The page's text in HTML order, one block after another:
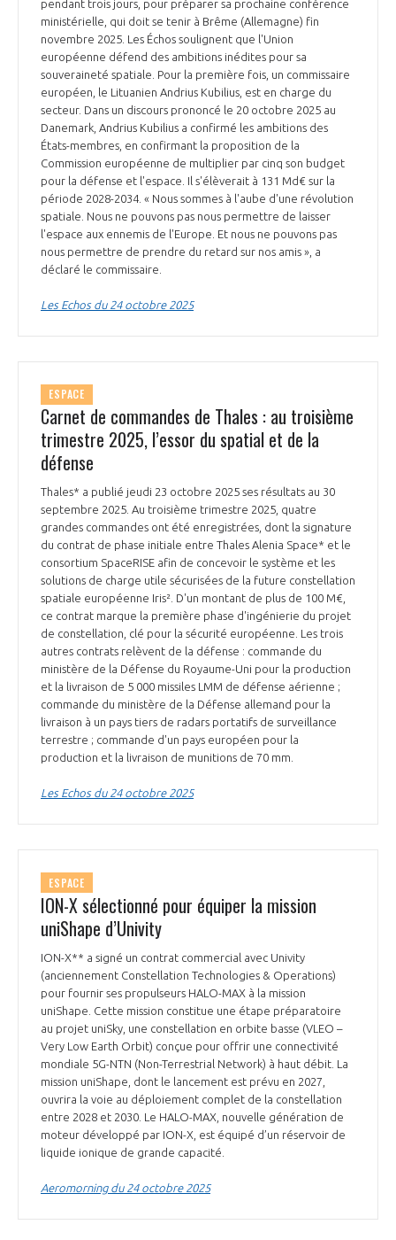
INNOVATION
INTERNATIONALISATION
pendant trois jours, pour préparer sa prochaine conférence
ministérielle, qui doit se tenir à Brême (Allemagne) fin
novembre 2025. Les Échos soulignent que l'Union
européenne défend des ambitions inédites pour sa
souveraineté spatiale. Pour la première fois, un commissaire
européen, le Lituanien Andrius Kubilius, est en charge du
secteur. Dans un discours prononcé le 20 octobre 2025 au
Danemark, Andrius Kubilius a confirmé les ambitions des
États-membres, en confirmant la proposition de la
Commission européenne de multiplier par cinq son budget
pour la défense et l'espace. Il s'élèverait à 131 Md€ sur la
période 2028-2034. « Nous sommes à l'aube d'une révolution
spatiale. Nous ne pouvons pas nous permettre de laisser
l'espace aux ennemis de l'Europe. Et nous ne pouvons pas
nous permettre de prendre du retard sur nos amis », a
déclaré le commissaire.
Les Echos du 24 octobre 2025
ESPACE
Carnet de commandes de Thales : au troisième
trimestre 2025, l’essor du spatial et de la
défense
Thales* a publié jeudi 23 octobre 2025 ses résultats au 30
septembre 2025. Au troisième trimestre 2025, quatre
grandes commandes ont été enregistrées, dont la signature
du contrat de phase initiale entre Thales Alenia Space* et le
consortium SpaceRISE afin de concevoir le système et les
solutions de charge utile sécurisées de la future constellation
spatiale européenne Iris². D'un montant de plus de 100 M€,
ce contrat marque la première phase d'ingénierie du projet
de constellation, clé pour la sécurité européenne. Les trois
autres contrats relèvent de la défense : commande du
ministère de la Défense du Royaume-Uni pour la production
et la livraison de 5 000 missiles LMM de défense aérienne ;
commande du ministère de la Défense allemand pour la
livraison à un pays tiers de radars portatifs de surveillance
terrestre ; commande d'un pays européen pour la
production et la livraison de munitions de 70 mm.
Les Echos du 24 octobre 2025
ESPACE
ION-X sélectionné pour équiper la mission
uniShape d’Univity
ION-X** a signé un contrat commercial avec Univity
(anciennement Constellation Technologies & Operations)
pour fournir ses propulseurs HALO-MAX à la mission
uniShape. Cette mission constitue une étape préparatoire
au projet uniSky, une constellation en orbite basse (VLEO –
Very Low Earth Orbit) conçue pour offrir une connectivité
mondiale 5G-NTN (Non-Terrestrial Network) à haut débit. La
mission uniShape, dont le lancement est prévu en 2027,
ouvrira la voie au déploiement complet de la constellation
entre 2028 et 2030. Le HALO-MAX, nouvelle génération de
moteur développé par ION-X, est équipé d’un réservoir de
liquide ionique de grande capacité.
Aeromorning du 24 octobre 2025